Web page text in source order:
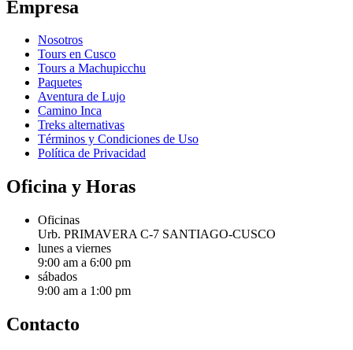
Empresa
Nosotros
Tours en Cusco
Tours a Machupicchu
Paquetes
Aventura de Lujo
Camino Inca
Treks alternativas
Términos y Condiciones de Uso
Política de Privacidad
Oficina y Horas
Oficinas
Urb. PRIMAVERA C-7 SANTIAGO-CUSCO
lunes a viernes
9:00 am a 6:00 pm
sábados
9:00 am a 1:00 pm
Contacto